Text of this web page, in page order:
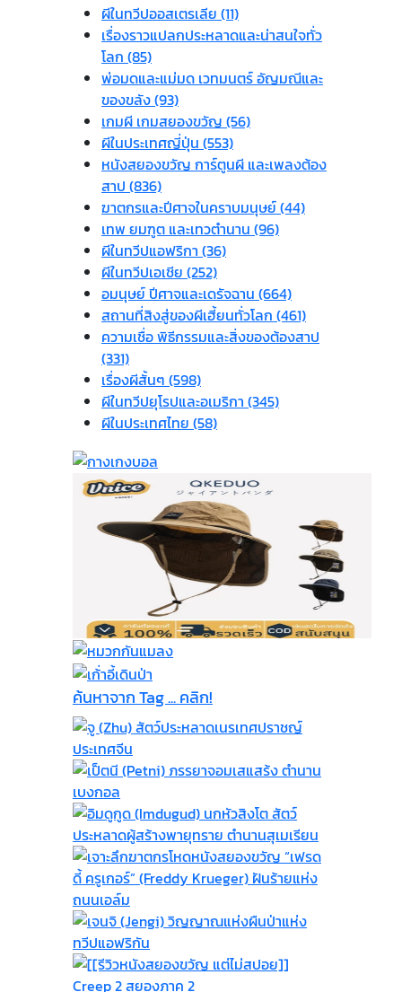
ผีในทวีปออสเตรเลีย (11)
เรื่องราวแปลกประหลาดและน่าสนใจทั่ว
โลก (85)
พ่อมดและแม่มด เวทมนตร์ อัญมณีและ
ของขลัง (93)
เกมผี เกมสยองขวัญ (56)
ผีในประเทศญี่ปุ่น (553)
หนังสยองขวัญ การ์ตูนผี และเพลงต้อง
สาป (836)
ฆาตกรและปีศาจในคราบมนุษย์ (44)
เทพ ยมฑูต และเทวตำนาน (96)
ผีในทวีปแอฟริกา (36)
ผีในทวีปเอเชีย (252)
อมนุษย์ ปีศาจและเดรัจฉาน (664)
สถานที่สิงสู่ของผีเฮี้ยนทั่วโลก (461)
ความเชื่อ พิธีกรรมและสิ่งของต้องสาป
(331)
เรื่องผีสั้นๆ (598)
ผีในทวีปยุโรปและอเมริกา (345)
ผีในประเทศไทย (58)
ค้นหาจาก Tag ... คลิก!